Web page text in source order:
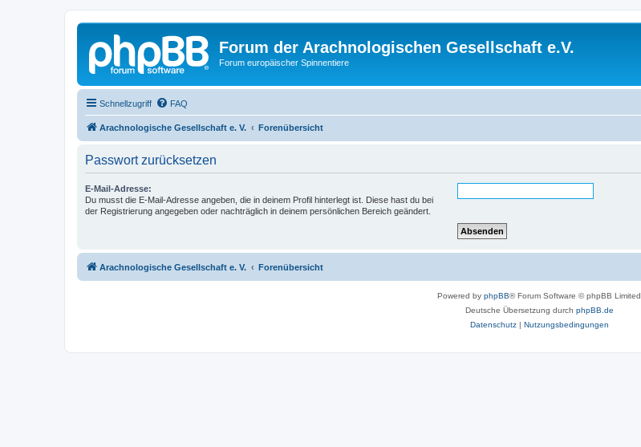
Forum der Arachnologischen Gesellschaft e.V.
Forum europäischer Spinnentiere
Schnellzugriff FAQ
Arachnologische Gesellschaft e. V. Forenübersicht
Passwort zurücksetzen
E-Mail-Adresse:
Du musst die E-Mail-Adresse angeben, die in deinem Profil hinterlegt ist. Diese hast du bei
der Registrierung angegeben oder nachträglich in deinem persönlichen Bereich geändert.
Arachnologische Gesellschaft e. V. Forenübersicht
Powered by phpBB® Forum Software © phpBB Limited
Deutsche Übersetzung durch phpBB.de
Datenschutz| Nutzungsbedingungen